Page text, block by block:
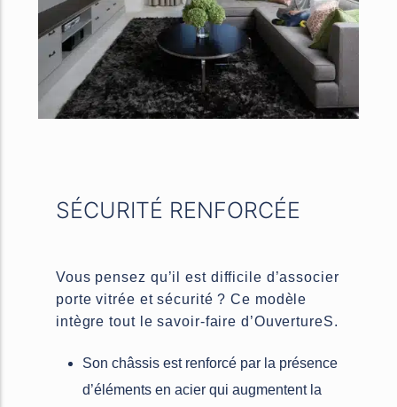
SÉCURITÉ RENFORCÉE
Vous pensez qu’il est difficile d’associer
porte vitrée et sécurité ? Ce modèle
intègre tout le savoir-faire d’OuvertureS.
Son châssis est renforcé par la présence
d’éléments en acier qui augmentent la